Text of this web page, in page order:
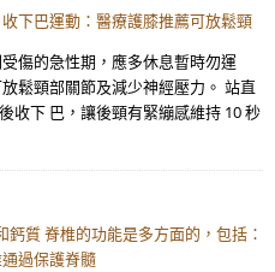
下巴運動：醫療護膝推薦可放鬆頸
傷的急性期，應多休息暫時勿運
鬆頸部關節及減少神經壓力。 站直
收下 巴，讓後頸有緊繃感維持 10 秒
質 脊椎的功能是多方面的，包括：
過保護脊髓